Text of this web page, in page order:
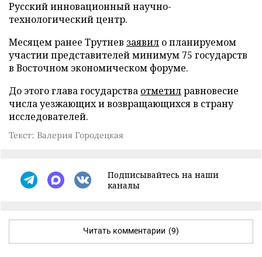
Русский инновационный научно-
технологический центр.
Месяцем ранее Трутнев заявил о планируемом
участии представителей минимум 75 государств
в Восточном экономическом форуме.
До этого глава государства отметилравновесие
числа уезжающих и возвращающихся в страну
исследователей.
Текст: Валерия Городецкая
Подписывайтесь на наши
каналы
Читать комментарии (9)